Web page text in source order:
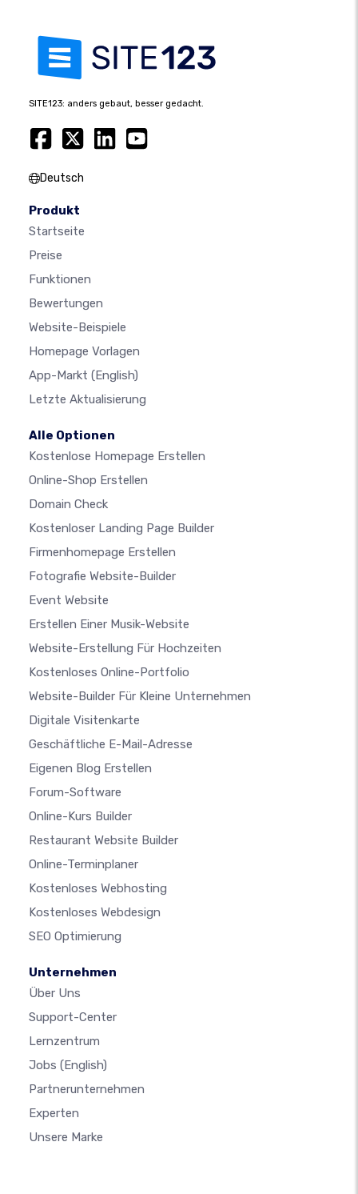
SITE123: anders gebaut, besser gedacht.
Deutsch
Produkt
Startseite
Preise
Funktionen
Bewertungen
Website-Beispiele
Homepage Vorlagen
App-Markt (English)
Letzte Aktualisierung
Alle Optionen
Kostenlose Homepage Erstellen
Online-Shop Erstellen
Domain Check
Kostenloser Landing Page Builder
Firmenhomepage Erstellen
Fotografie Website-Builder
Event Website
Erstellen Einer Musik-Website
Website-Erstellung Für Hochzeiten
Kostenloses Online-Portfolio
Website-Builder Für Kleine Unternehmen
Digitale Visitenkarte
Geschäftliche E-Mail-Adresse
Eigenen Blog Erstellen
Forum-Software
Online-Kurs Builder
Restaurant Website Builder
Online-Terminplaner
Kostenloses Webhosting
Kostenloses Webdesign
SEO Optimierung
Unternehmen
Über Uns
Support-Center
Lernzentrum
Jobs (English)
Partnerunternehmen
Experten
Unsere Marke